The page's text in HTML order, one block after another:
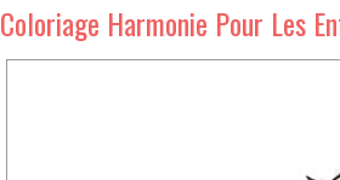
Coloriage Harmonie Pour Les